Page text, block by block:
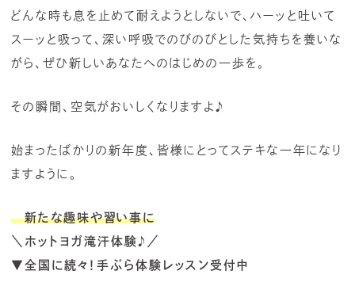
どんな時も息を止めて耐えようとしないで、ハーッと吐いて
スーッと吸って、深い呼吸でのびのびとした気持ちを養いな
がら、ぜひ新しいあなたへのはじめの一歩を。
その瞬間、空気がおいしくなりますよ♪
始まったばかりの新年度、皆様にとってステキな一年になり
ますように。
新たな趣味や習い事に
＼ホットヨガ滝汗体験♪／
▼全国に続々！手ぶら体験レッスン受付中